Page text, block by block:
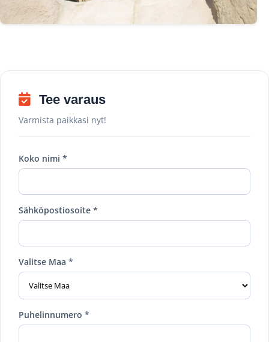
Tee varaus
Varmista paikkasi nyt!
Koko nimi *
Sähköpostiosoite *
Valitse Maa *
Puhelinnumero *